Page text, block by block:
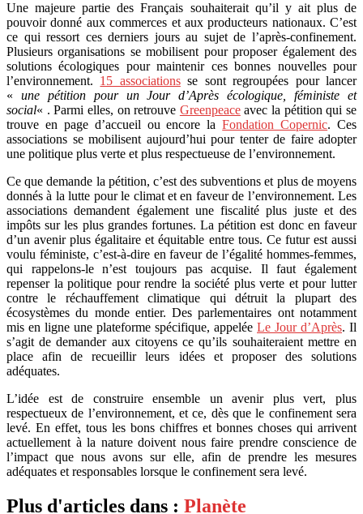
Une majeure partie des Français souhaiterait qu’il y ait plus de
pouvoir donné aux commerces et aux producteurs nationaux. C’est
ce qui ressort ces derniers jours au sujet de l’après-confinement.
Plusieurs organisations se mobilisent pour proposer également des
solutions écologiques pour maintenir ces bonnes nouvelles pour
l’environnement. 15 associationsse sont regroupées pour lancer
« une pétition pour un Jour d’Après écologique, féministe et
social« . Parmi elles, on retrouve Greenpeaceavec la pétition qui se
trouve en page d’accueil ou encore laFondation Copernic. Ces
associations se mobilisent aujourd’hui pour tenter de faire adopter
une politique plus verte et plus respectueuse de l’environnement.
Ce que demande la pétition, c’est des subventions et plus de moyens
donnés à la lutte pour le climat et en faveur de l’environnement. Les
associations demandent également une fiscalité plus juste et des
impôts sur les plus grandes fortunes. La pétition est donc en faveur
d’un avenir plus égalitaire et équitable entre tous. Ce futur est aussi
voulu féministe, c’est-à-dire en faveur de l’égalité hommes-femmes,
qui rappelons-le n’est toujours pas acquise. Il faut également
repenser la politique pour rendre la société plus verte et pour lutter
contre le réchauffement climatique qui détruit la plupart des
écosystèmes du monde entier. Des parlementaires ont notamment
mis en ligne une plateforme spécifique, appelée Le Jour d’Après. Il
s’agit de demander aux citoyens ce qu’ils souhaiteraient mettre en
place afin de recueillir leurs idées et proposer des solutions
adéquates.
L’idée est de construire ensemble un avenir plus vert, plus
respectueux de l’environnement, et ce, dès que le confinement sera
levé. En effet, tous les bons chiffres et bonnes choses qui arrivent
actuellement à la nature doivent nous faire prendre conscience de
l’impact que nous avons sur elle, afin de prendre les mesures
adéquates et responsables lorsque le confinement sera levé.
Plus d'articles dans : Planète